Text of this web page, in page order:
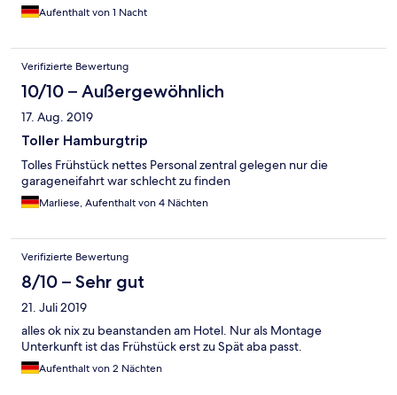
Aufenthalt von 1 Nacht
Verifizierte Bewertung
10/10 – Außergewöhnlich
17. Aug. 2019
Toller Hamburgtrip
Tolles Frühstück nettes Personal zentral gelegen nur die
garageneifahrt war schlecht zu finden
Marliese, Aufenthalt von 4 Nächten
Verifizierte Bewertung
8/10 – Sehr gut
21. Juli 2019
alles ok nix zu beanstanden am Hotel. Nur als Montage
Unterkunft ist das Frühstück erst zu Spät aba passt.
Aufenthalt von 2 Nächten